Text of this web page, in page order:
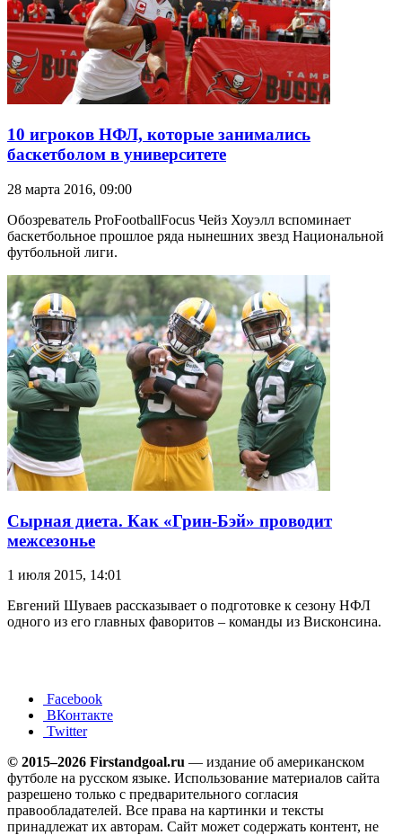
10 игроков НФЛ, которые занимались
баскетболом в университете
28 марта 2016, 09:00
Обозреватель ProFootballFocus Чейз Хоуэлл вспоминает
баскетбольное прошлое ряда нынешних звезд Национальной
футбольной лиги.
Сырная диета. Как «Грин-Бэй» проводит
межсезонье
1 июля 2015, 14:01
Евгений Шуваев рассказывает о подготовке к сезону НФЛ
одного из его главных фаворитов – команды из Висконсина.
Facebook
ВКонтакте
Twitter
© 2015–2026 Firstandgoal.ru — издание об американском
футболе на русском языке. Использование материалов cайта
разрешено только с предварительного согласия
правообладателей. Все права на картинки и тексты
принадлежат их авторам. Сайт может содержать контент, не